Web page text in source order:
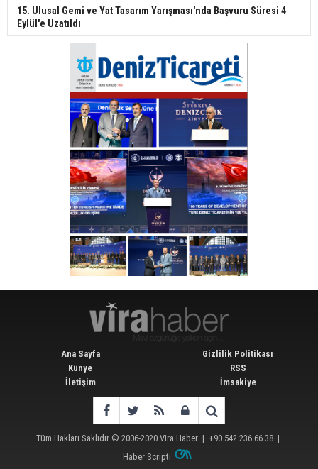
15. Ulusal Gemi ve Yat Tasarım Yarışması'nda Başvuru Süresi 4
Eylül'e Uzatıldı
Ana Sayfa
Künye
İletişim
Gizlilik Politikası
RSS
İmsakiye
Tüm Hakları Saklıdır © 2006-2020 Vira Haber | +90 542 236 66 38 |
Haber Scripti